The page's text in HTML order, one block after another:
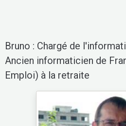
Bruno : Chargé de
Ancien informaticien de
Emploi) à la retraite